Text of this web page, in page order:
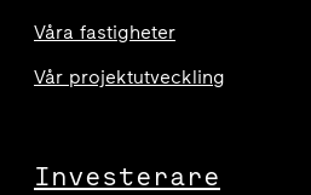
Våra fastigheter
Vår projektutveckling
Investerare